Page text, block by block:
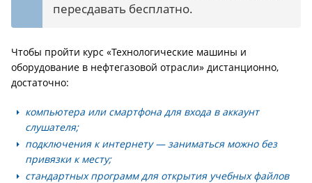
пересдавать бесплатно.
Чтобы пройти курс «Технологические машины и
оборудование в нефтегазовой отрасли» дистанционно,
достаточно:
компьютера или смартфона для входа в аккаунт
слушателя;
подключения к интернету — заниматься можно без
привязки к месту;
стандартных программ для открытия учебных файлов